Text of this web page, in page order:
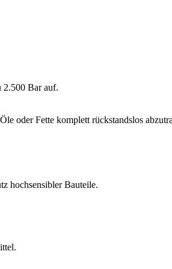
2.500 Bar auf.
oder Fette komplett rückstandslos
hochsensibler Bauteile.